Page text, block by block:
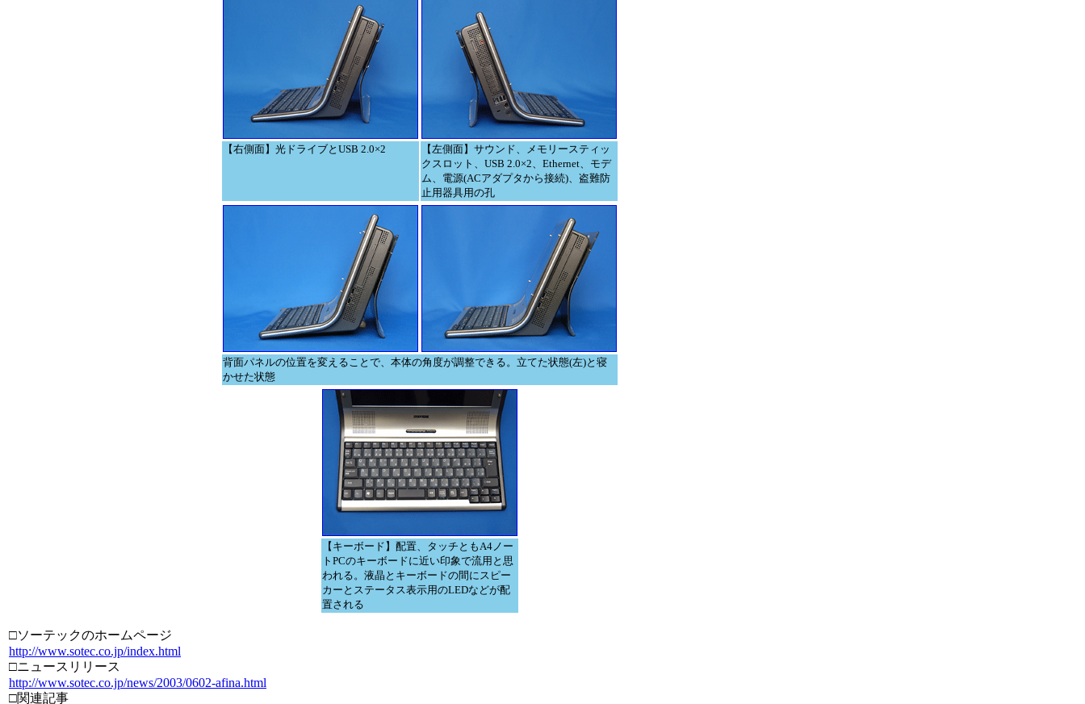
【右側面】光ドライブとUSB 2.0×2
【左側面】サウンド、メモリースティッ
クスロット、USB 2.0×2、Ethernet、モデ
ム、電源(ACアダプタから接続)、盗難防
止用器具用の孔
背面パネルの位置を変えることで、本体の角度が調整できる。立てた状態(左)と寝
かせた状態
【キーボード】配置、タッチともA4ノー
トPCのキーボードに近い印象で流用と思
われる。液晶とキーボードの間にスピー
カーとステータス表示用のLEDなどが配
置される
□ソーテックのホームページ
http://www.sotec.co.jp/index.html
□ニュースリリース
http://www.sotec.co.jp/news/2003/0602-afina.html
□関連記事